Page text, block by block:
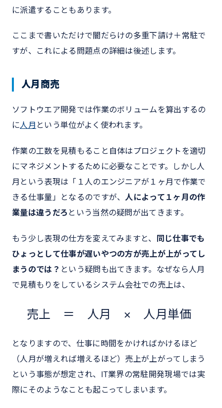
に派遣することもあります。
ここまで書いただけで闇だらけの多重下請け＋常駐で
すが、これによる問題点の詳細は後述します。
人月商売
ソフトウエア開発では作業のボリュームを算出するの
に人月 という単位がよく使われます。
作業の工数を見積もること自体はプロジェクトを適切
にマネジメントするために必要なことです。しかし人
月という表現は「１人のエンジニアが１ヶ月で作業で
きる仕事量」となるのですが、 人によって１ヶ月の作
業量は違うだろ という当然の疑問が出てきます。
もう少し表現の仕方を変えてみますと、 同じ仕事でも
ひょっとして仕事が遅いやつの方が売上が上がってし
まうのでは？ という疑問も出てきます。なぜなら人月
で見積もりをしているシステム会社での売上は、
売上 ＝ 人月 × 人月単価
となりますので、仕事に時間をかければかけるほど
（人月が増えれば増えるほど）売上が上がってしまう
という事態が想定され、IT業界の常駐開発現場では実
際にそのようなことも起こってしまいます。